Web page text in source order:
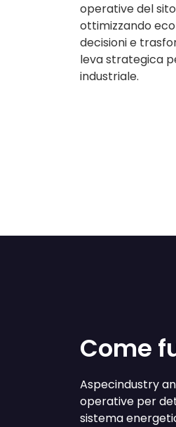
operative del
ottimizzando
decisioni e
leva strategica
industriale.
Come
Aspecindustry
operative per
sistema